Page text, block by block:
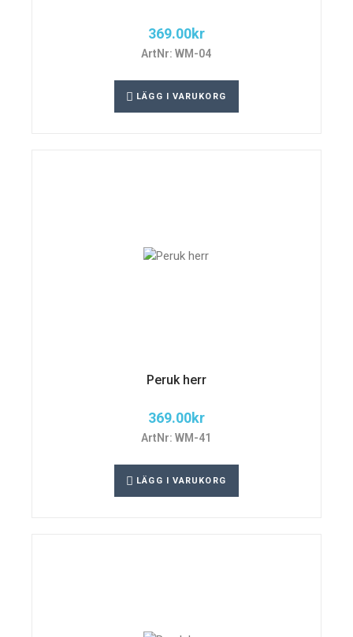
369.00kr
ArtNr: WM-04
LÄGG I VARUKORG
Peruk herr
369.00kr
ArtNr: WM-41
LÄGG I VARUKORG